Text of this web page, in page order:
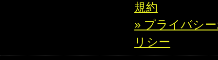
規約
» プライバシ
リシー